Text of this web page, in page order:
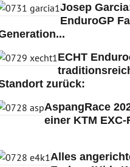
Josep
EnduroGP
ECHT
zurück:
AspangRace
einer KTM
Alles